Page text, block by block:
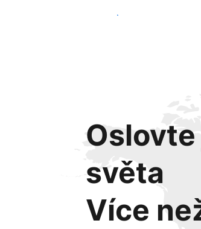
Začít ještě dnes
světa
Více